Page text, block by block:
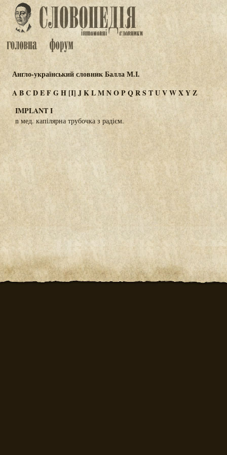
Англо-український словник Балла М.І.
ABCDEFGH[I] JKLMNOPQRSTUVWXYZ
IMPLANT I
n мед. капілярна трубочка з радієм.